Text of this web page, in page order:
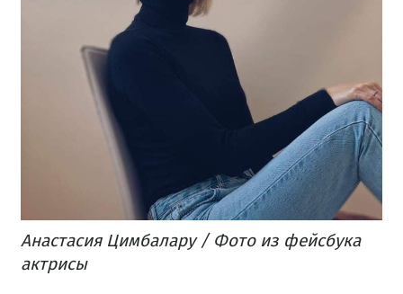
Анастасия Цимбалару / Фото из фейсбука
актрисы